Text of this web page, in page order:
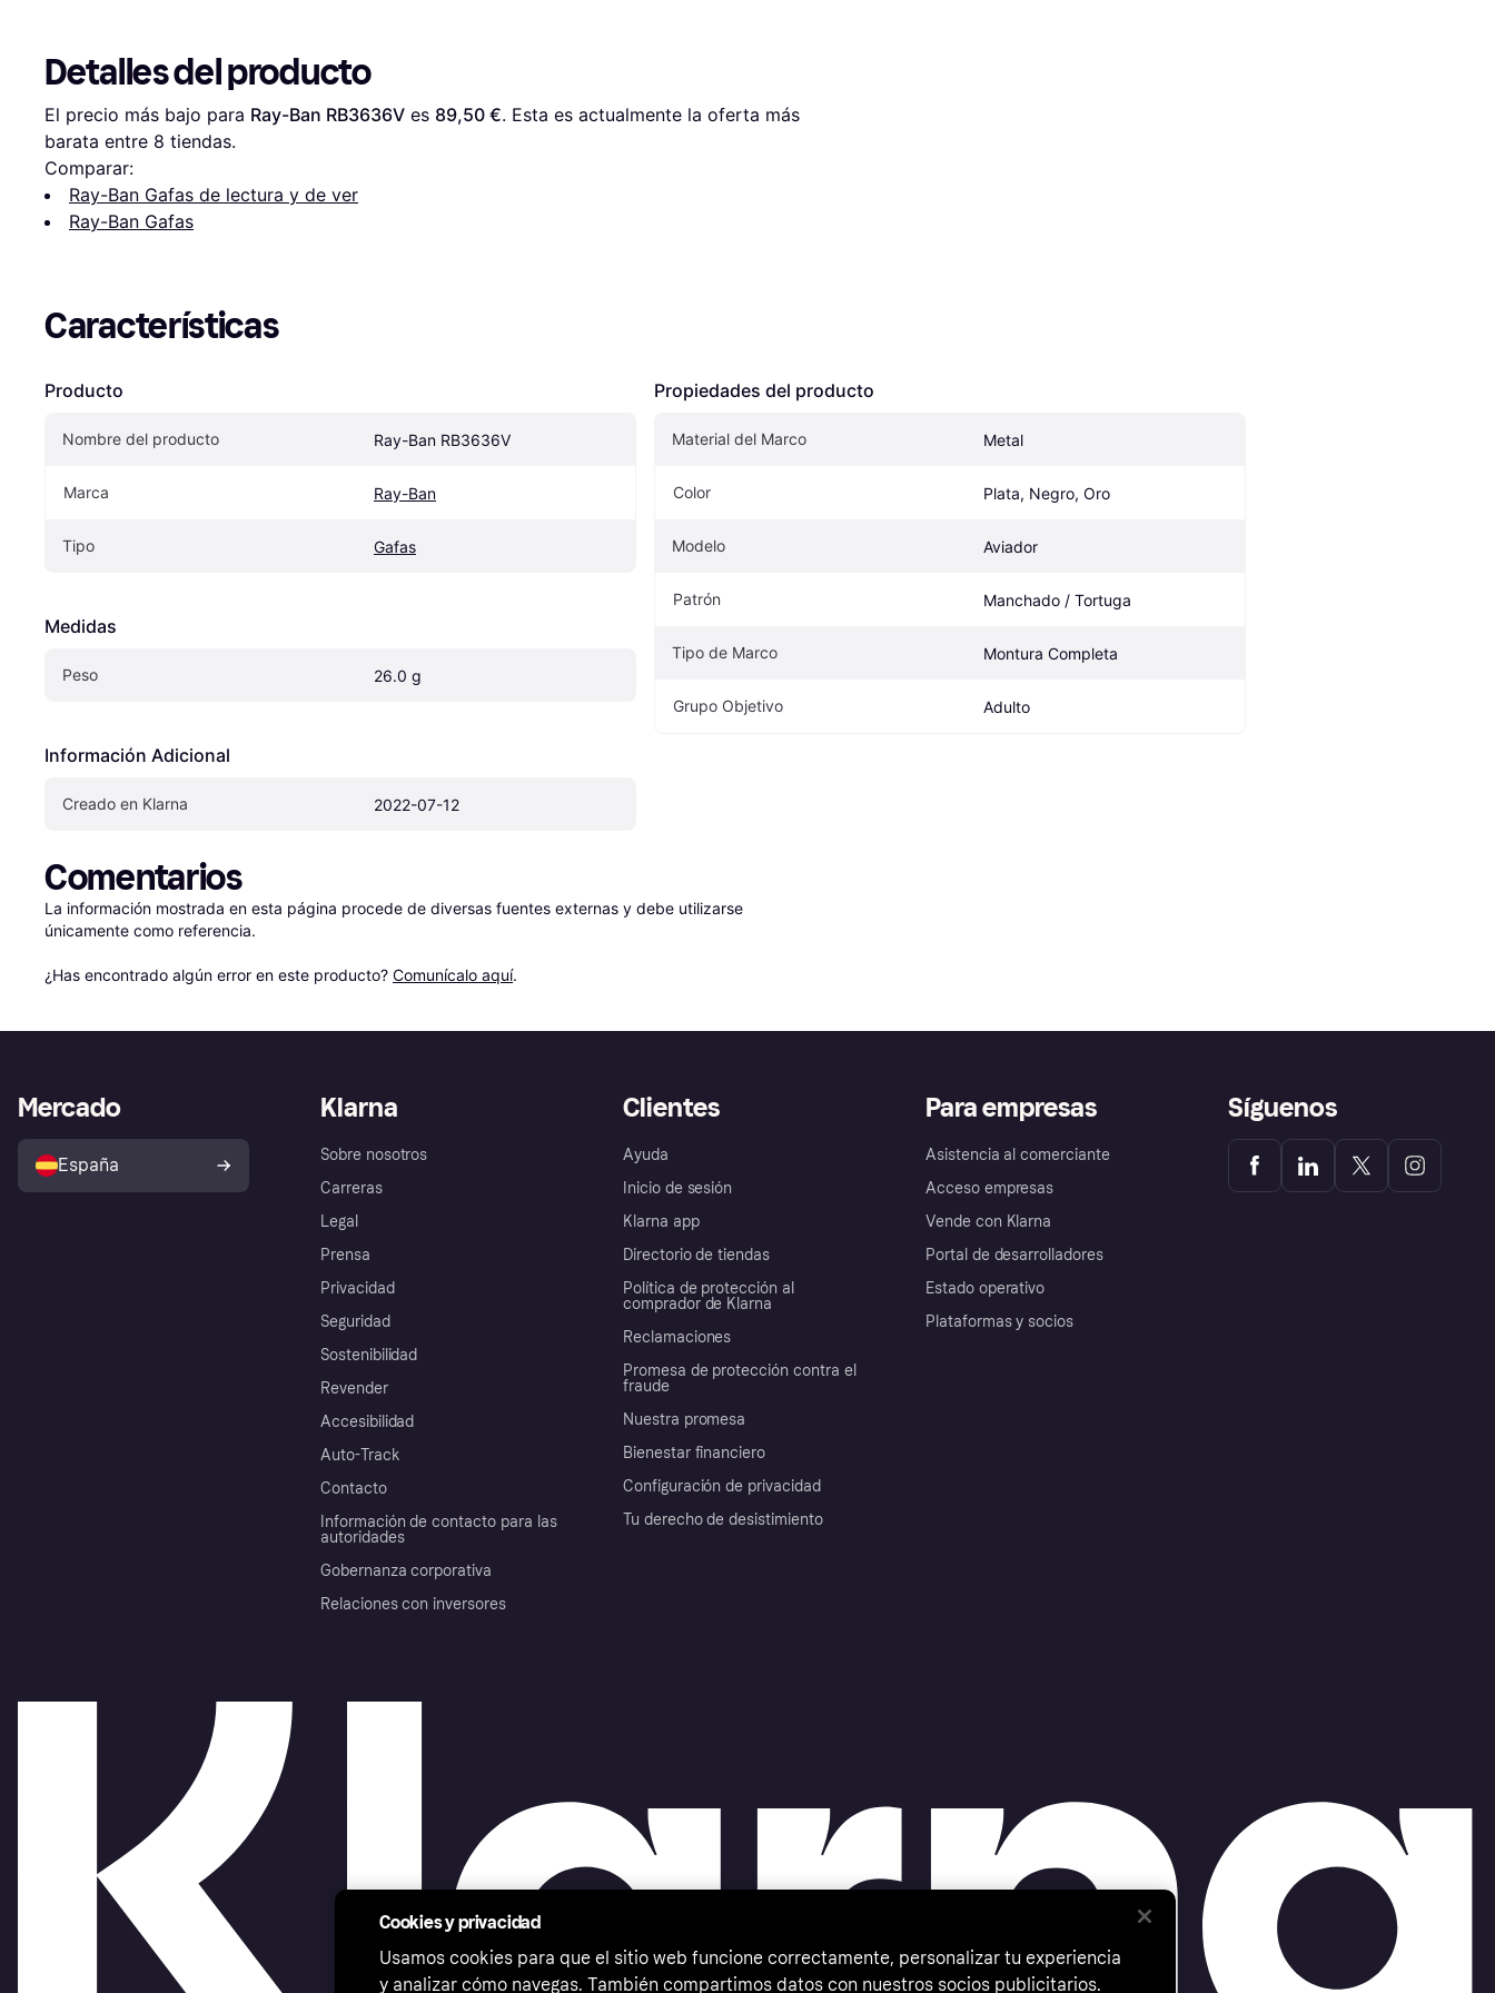
Detalles del producto
El precio más bajo para Ray-Ban RB3636V es 89,50 €. Esta es actualmente la oferta más
barata entre 8 tiendas.
Comparar:
Ray-Ban Gafas de lectura y de ver
Ray-Ban Gafas
Características
Producto
Nombre del producto Ray-Ban RB3636V
Marca Ray-Ban
Tipo Gafas
Medidas
Peso 26.0 g
Información Adicional
Creado en Klarna 2022-07-12
Propiedades del producto
Material del Marco Metal
Color Plata, Negro, Oro
Modelo Aviador
Patrón Manchado / Tortuga
Tipo de Marco Montura Completa
Grupo Objetivo Adulto
Comentarios
La información mostrada en esta página procede de diversas fuentes externas y debe utilizarse
únicamente como referencia.
¿Has encontrado algún error en este producto? Comunícalo aquí.
Klarna
Sobre nosotros
Carreras
Legal
Prensa
Privacidad
Seguridad
Sostenibilidad
Revender
Accesibilidad
Auto-Track
Contacto
Información de contacto para las
autoridades
Gobernanza corporativa
Relaciones con inversores
Clientes
Ayuda
Inicio de sesión
Klarna app
Directorio de tiendas
Política de protección al
comprador de Klarna
Reclamaciones
Promesa de protección contra el
fraude
Nuestra promesa
Bienestar financiero
Configuración de privacidad
Tu derecho de desistimiento
Para empresas
Asistencia al comerciante
Acceso empresas
Vende con Klarna
Portal de desarrolladores
Estado operativo
Plataformas y socios
Mercado
España
Síguenos
Cookies y privacidad
Usamos cookies para que el sitio web funcione correctamente, personalizar tu experiencia
y analizar cómo navegas. También compartimos datos con nuestros socios publicitarios.